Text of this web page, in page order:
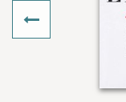
Previous